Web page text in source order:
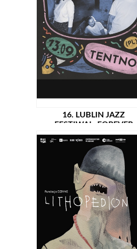
16. LUBLIN JAZZ
FESTIWAL: FOREVER
AHEAD: TENTNO (PL) /
PREMIERA!